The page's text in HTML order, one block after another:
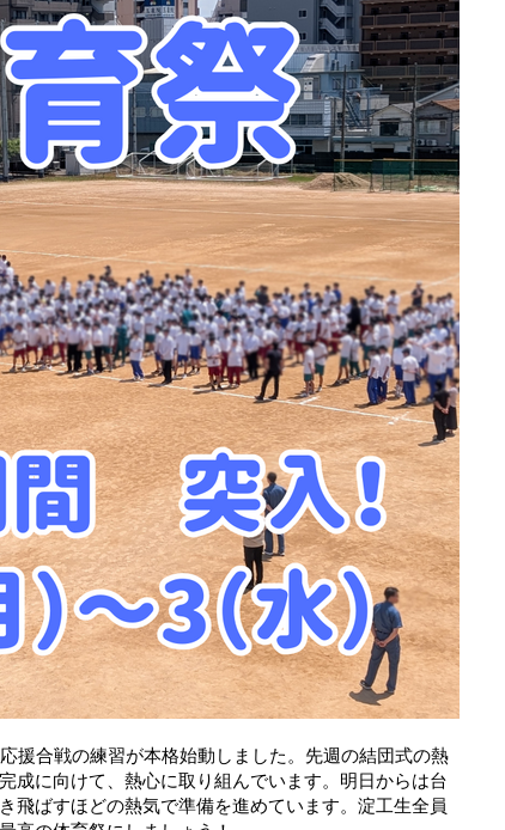
援合戦の練習が本格始動しました。先週の結団式の熱
成に向けて、熱心に取り組んでいます。明日からは台
飛ばすほどの熱気で準備を進めています。淀工生全員